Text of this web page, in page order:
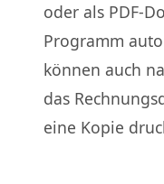
oder als PDF-
Programm
können auch
das
eine Kopie